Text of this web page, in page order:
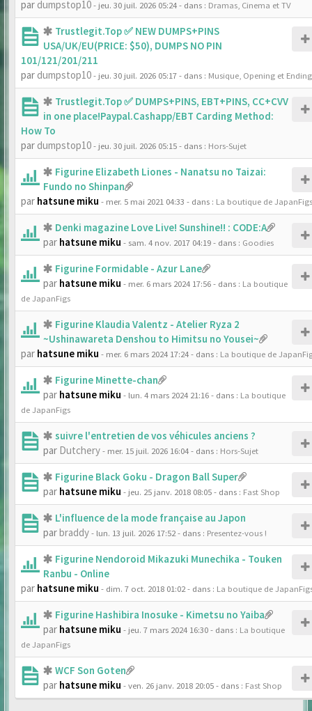
par dumpstop10- jeu. 30 juil. 2026 05:24- dans : Dramas, Cinema et TV
Trustlegit.Top ✅ NEW DUMPS+PINS
USA/UK/EU(PRICE: $50), DUMPS NO PIN
101/121/201/211
par dumpstop10- jeu. 30 juil. 2026 05:17- dans : Musique, Opening et Ending
Trustlegit.Top ✅ DUMPS+PINS, EBT+PINS, CC+CVV
in one place!Paypal.Cashapp/EBT Carding Method:
How To
par dumpstop10- jeu. 30 juil. 2026 05:15- dans : Hors-Sujet
Figurine Elizabeth Liones - Nanatsu no Taizai:
Fundo no Shinpan
par hatsune miku - mer. 5 mai 2021 04:33 - dans : La boutique de JapanFigs
Denki magazine Love Live! Sunshine!! : CODE:A
par hatsune miku - sam. 4 nov. 2017 04:19- dans : Goodies
Figurine Formidable - Azur Lane
par hatsune miku - mer. 6 mars 2024 17:56- dans : La boutique
de JapanFigs
Figurine Klaudia Valentz - Atelier Ryza 2
~Ushinawareta Denshou to Himitsu no Yousei~
par hatsune miku - mer. 6 mars 2024 17:24- dans : La boutique de
Figurine Minette-chan
par hatsune miku - lun. 4 mars 2024 21:16- dans : La boutique
de JapanFigs
suivre l'entretien de vos véhicules anciens ?
par Dutchery- mer. 15 juil. 2026 16:04- dans : Hors-Sujet
Figurine Black Goku - Dragon Ball Super
par hatsune miku - jeu. 25 janv. 2018 08:05- dans : Fast Shop
L'influence de la mode française au Japon
parbraddy- lun. 13 juil. 2026 17:52- dans : Presentez-vous !
Figurine Nendoroid Mikazuki Munechika - Touken
Ranbu - Online
par hatsune miku - dim. 7 oct. 2018 01:02- dans : La boutique de
Figurine Hashibira Inosuke - Kimetsu no Yaiba
par hatsune miku - jeu. 7 mars 2024 16:30- dans : La boutique
de JapanFigs
WCF Son Goten
par hatsune miku - ven. 26 janv. 2018 20:05- dans : Fast Shop